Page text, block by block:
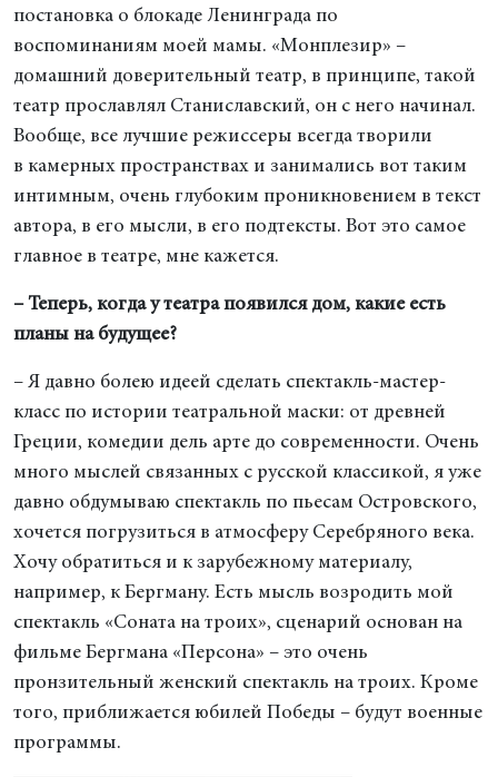
постановка о блокаде Ленинграда по
воспоминаниям моей мамы. «Монплезир» –
домашний доверительный театр, в принципе, такой
театр прославлял Станиславский, он с него начинал.
Вообще, все лучшие режиссеры всегда творили
в камерных пространствах и занимались вот таким
интимным, очень глубоким проникновением в текст
автора, в его мысли, в его подтексты. Вот это самое
главное в театре, мне кажется.
– Теперь, когда у театра появился дом, какие есть
планы на будущее?
– Я давно болею идеей сделать спектакль-мастер-
класс по истории театральной маски: от древней
Греции, комедии дель арте до современности. Очень
много мыслей связанных с русской классикой, я уже
давно обдумываю спектакль по пьесам Островского,
хочется погрузиться в атмосферу Серебряного века.
Хочу обратиться и к зарубежному материалу,
например, к Бергману. Есть мысль возродить мой
спектакль «Соната на троих», сценарий основан на
фильме Бергмана «Персона» – это очень
пронзительный женский спектакль на троих. Кроме
того, приближается юбилей Победы – будут военные
программы.